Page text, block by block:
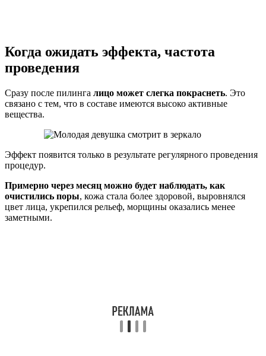
Когда ожидать эффекта, частота
проведения
Сразу после пилинга лицо может слегка покраснеть. Это
связано с тем, что в составе имеются высоко активные
вещества.
Эффект появится только в результате регулярного проведения
процедур.
Примерно через месяц можно будет наблюдать, как
очистились поры, кожа стала более здоровой, выровнялся
цвет лица, укрепился рельеф, морщины оказались менее
заметными.